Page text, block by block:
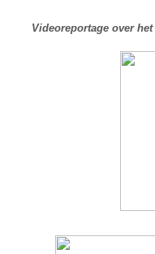
Videoreportage over